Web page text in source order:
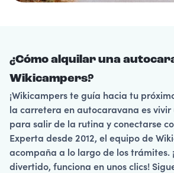
¿Cómo alquilar una
Wikicampers?
¡Wikicampers te guía hacia tu
la carretera en autocaravana es vivir
para salir de la rutina y conectarse
Experta desde 2012, el equipo de
acompaña a lo largo de los trámites.
divertido, funciona en unos clics!